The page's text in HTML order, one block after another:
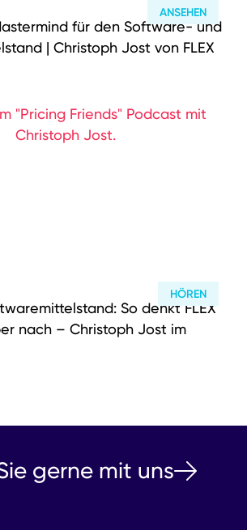
ANSEHEN
für den Software- und
| Christoph Jost von FLEX
HÖREN
So denkt FLEX
nach – Christoph Jost im
gerne mit uns